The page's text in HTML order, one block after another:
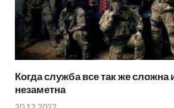
Когда служба все так же сложна
незаметна